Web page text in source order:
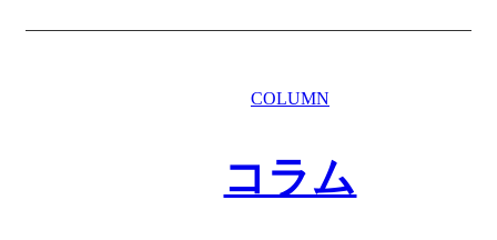
COLUMN
コラム